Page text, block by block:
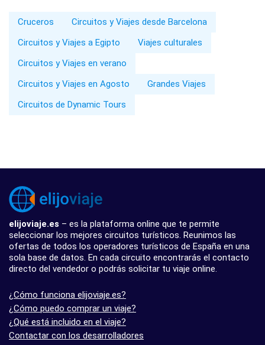
Cruceros
Circuitos y Viajes desde Barcelona
Circuitos y Viajes a Egipto
Viajes culturales
Circuitos y Viajes en verano
Circuitos y Viajes en Agosto
Grandes Viajes
Circuitos de Dynamic Tours
elijoviaje.es – es la plataforma online que te permite
seleccionar los mejores circuitos turísticos. Reunimos las
ofertas de todos los operadores turísticos de España en una
sola base de datos. En cada circuito encontrarás el contacto
directo del vendedor o podrás solicitar tu viaje online.
¿Cómo funciona elijoviaje.es?
¿Cómo puedo comprar un viaje?
¿Qué está incluido en el viaje?
Contactar con los desarrolladores